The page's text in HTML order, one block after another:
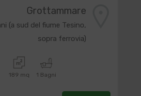
Grottammare
(a sud del fiume Tesino,
sopra ferrovia)
189 mq 1 Bagni